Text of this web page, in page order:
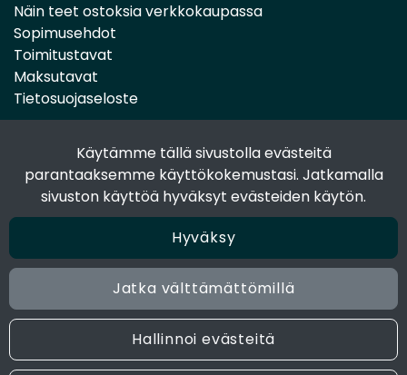
Käytämme tällä sivustolla evästeitä
parantaaksemme käyttökokemustasi. Jatkamalla
sivuston käyttöä hyväksyt evästeiden käytön.
Hyväksy
Jatka välttämättömillä
Hallinnoi evästeitä
Näin teet ostoksia verkkokaupassa
Sopimusehdot
Toimitustavat
Maksutavat
Tietosuojaseloste
Seuraa sosiaalisessa mediassa
Facebook
© 2024 Joen Tukkutiimi. All rights reserved. Site by
Oy